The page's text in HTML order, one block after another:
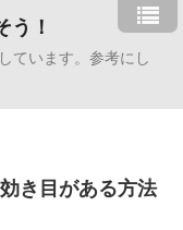
う！
ています。参考にし
き目がある方法